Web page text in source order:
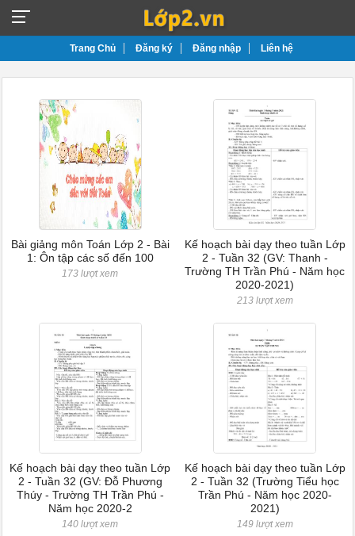
Trang Chủ Đăng ký Đăng nhập Liên hệ
Bài giảng môn Toán Lớp 2 - Bài
1: Ôn tập các số đến 100
173 lượt xem
Kế hoạch bài dạy theo tuần Lớp
2 - Tuần 32 (GV: Thanh -
Trường TH Trần Phú - Năm học
2020-2021)
213 lượt xem
Kế hoạch bài dạy theo tuần Lớp
2 - Tuần 32 (GV: Đỗ Phương
Thúy - Trường TH Trần Phú -
Năm học 2020-2
140 lượt xem
Kế hoạch bài dạy theo tuần Lớp
2 - Tuần 32 (Trường Tiểu học
Trần Phú - Năm học 2020-
2021)
149 lượt xem